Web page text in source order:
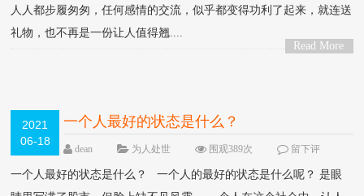
人人都步履匆匆，任何感情的交流，似乎都变得功利了起来，就连送
礼物，也不再是一份让人值得翘....
Read More
2021
06-18
一个人最好的状态是什么？
dean 为人处世 围观389次
留下评
一个人最好的状态是什么？ 一个人的最好的状态是什么呢？ 是眼